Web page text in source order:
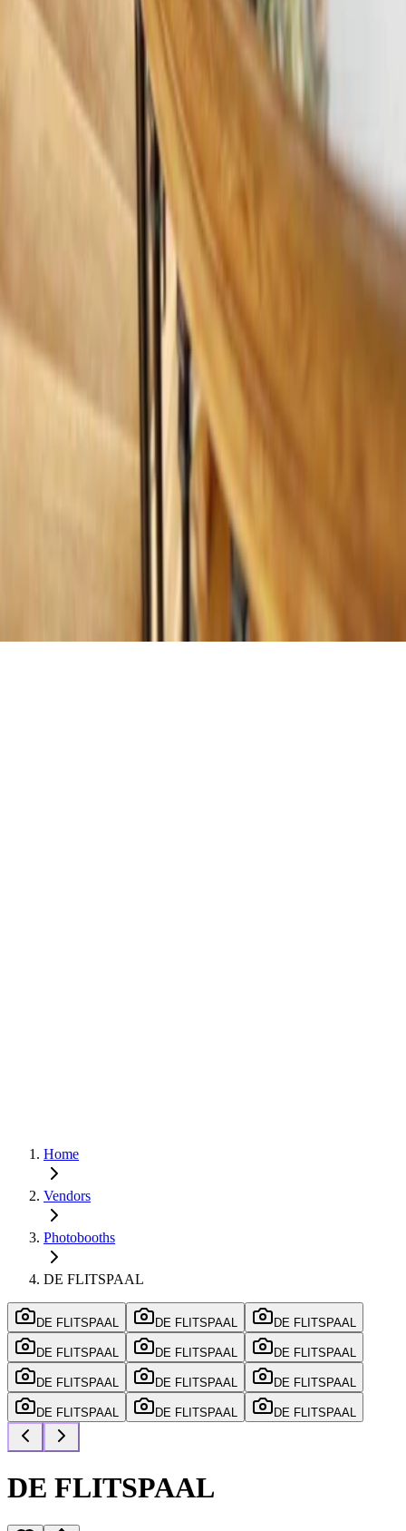
Home
Vendors
Photobooths
DE FLITSPAAL
DE FLITSPAAL DE FLITSPAAL DE FLITSPAAL
DE FLITSPAAL DE FLITSPAAL DE FLITSPAAL
DE FLITSPAAL DE FLITSPAAL DE FLITSPAAL
DE FLITSPAAL DE FLITSPAAL DE FLITSPAAL
DE FLITSPAAL